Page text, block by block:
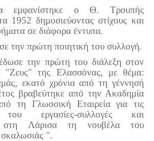
εμφανίστηκε ο Θ. Τρουπής
1952 δημοσιεύοντας στίχους και
σε διάφορα έντυπα.
την πρώτη ποιητική του συλλογή.
την πρώτη του διάλεξη στον
"Ζευς" της Ελασσόνας, με θέμα:
εκατό χρόνια από τη γέννησή
βραβεύτηκε από την Ακαδημία
τη Γλωσσική Εταιρεία για τις
του εργασίες-συλλογές και
στη Λάρισα τη νουβέλα του
".